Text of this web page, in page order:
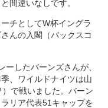
間違いなしです。
チとしてW杯イングラ
んの入閣（バックスコ
したバーンズさんが、
、ワイルドナイツは山
で戦いました。バーン
リア代表51キャップを